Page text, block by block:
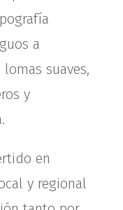
a
suaves,
y
en
y regional